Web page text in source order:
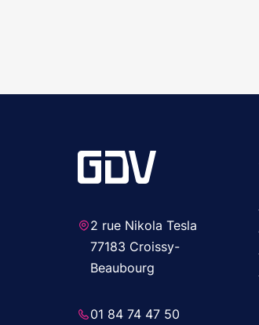
2 rue Nikola Tesla
77183 Croissy-
Beaubourg
01 84 74 47 50